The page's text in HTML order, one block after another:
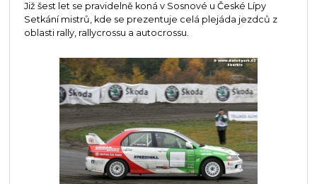
Již šest let se pravidelně koná v Sosnové u České Lípy
Setkání mistrů, kde se prezentuje celá plejáda jezdců z
oblasti rally, rallycrossu a autocrossu.